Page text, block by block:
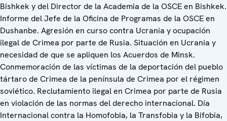
Bishkek y del Director de la Academia de la OSCE en Bishkek.
Informe del Jefe de la Oficina de Programas de la OSCE en
Dushanbe. Agresión en curso contra Ucrania y ocupación
ilegal de Crimea por parte de Rusia. Situación en Ucrania y
necesidad de que se apliquen los Acuerdos de Minsk.
Conmemoración de las víctimas de la deportación del pueblo
tártaro de Crimea de la península de Crimea por el régimen
soviético. Reclutamiento ilegal en Crimea por parte de Rusia
en violación de las normas del derecho internacional. Día
Internacional contra la Homofobia, la Transfobia y la Bifobia,